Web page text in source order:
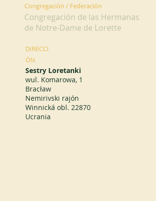
Congregación / Federación
Congregación de las Hermanas
de Notre-Dame de Lorette
DIRECCI
ÓN
Sestry Loretanki
wul. Komarowa, 1
Bracław
Nemirivski rajón
Winnická obl. 22870
Ucrania